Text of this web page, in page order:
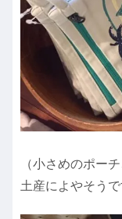
（小さめのポー
土産によやそうで